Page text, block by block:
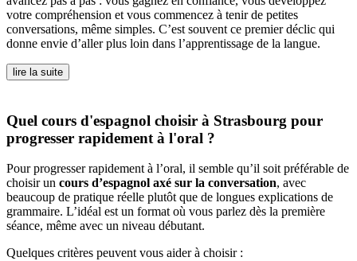
votre compréhension et vous commencez à tenir de petites
conversations, même simples. C’est souvent ce premier déclic qui
donne envie d’aller plus loin dans l’apprentissage de la langue.
lire la suite
Quel cours d'espagnol choisir à Strasbourg pour
progresser rapidement à l'oral ?
Pour progresser rapidement à l’oral, il semble qu’il soit préférable de
choisir un cours d’espagnol axé sur la conversation, avec
beaucoup de pratique réelle plutôt que de longues explications de
grammaire. L’idéal est un format où vous parlez dès la première
séance, même avec un niveau débutant.
Quelques critères peuvent vous aider à choisir :